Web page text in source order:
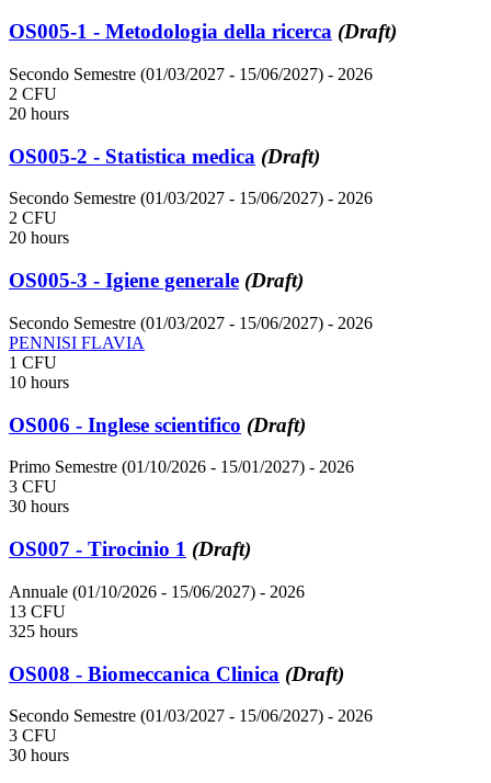
OS005-1 - Metodologia della ricerca (Draft)
Secondo Semestre (01/03/2027 - 15/06/2027) - 2026
2 CFU
20 hours
OS005-2 - Statistica medica (Draft)
Secondo Semestre (01/03/2027 - 15/06/2027) - 2026
2 CFU
20 hours
OS005-3 - Igiene generale (Draft)
Secondo Semestre (01/03/2027 - 15/06/2027) - 2026
PENNISI FLAVIA
1 CFU
10 hours
OS006 - Inglese scientifico (Draft)
Primo Semestre (01/10/2026 - 15/01/2027) - 2026
3 CFU
30 hours
OS007 - Tirocinio 1 (Draft)
Annuale (01/10/2026 - 15/06/2027) - 2026
13 CFU
325 hours
OS008 - Biomeccanica Clinica (Draft)
Secondo Semestre (01/03/2027 - 15/06/2027) - 2026
3 CFU
30 hours